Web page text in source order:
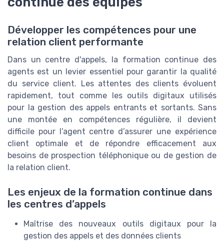
Développer les compétences pour une
relation client performante
Dans un centre d'appels, la formation continue des
agents est un levier essentiel pour garantir la qualité
du service client. Les attentes des clients évoluent
rapidement, tout comme les outils digitaux utilisés
pour la gestion des appels entrants et sortants. Sans
une montée en compétences régulière, il devient
difficile pour l’agent centre d’assurer une expérience
client optimale et de répondre efficacement aux
besoins de prospection téléphonique ou de gestion de
la relation client.
Les enjeux de la formation continue dans
les centres d’appels
Maîtrise des nouveaux outils digitaux pour la
gestion des appels et des données clients